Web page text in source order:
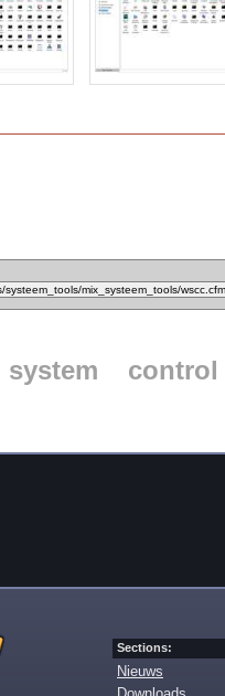
system
control
Sections:
Nieuws